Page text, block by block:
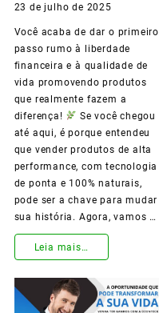
23 de julho de 2025
Você acaba de dar o primeiro
passo rumo à liberdade
financeira e à qualidade de
vida promovendo produtos
que realmente fazem a
diferença!
Se você chegou
até aqui, é porque entendeu
que vender produtos de alta
performance, com tecnologia
de ponta e 100% naturais,
pode ser a chave para mudar
sua história. Agora, vamos …
Bem-
Leia mais…